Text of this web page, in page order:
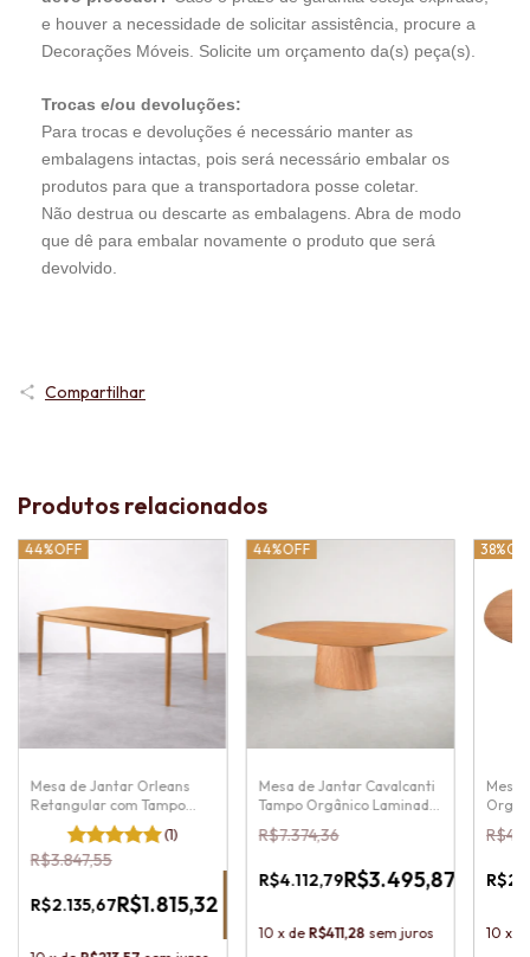
e houver a necessidade de solicitar assistência, procure a
Decorações Móveis. Solicite um orçamento da(s) peça(s).
Trocas e/ou devoluções:
Para trocas e devoluções é necessário manter as
embalagens intactas, pois será necessário embalar os
produtos para que a transportadora posse coletar.
Não destrua ou descarte as embalagens. Abra de modo
que dê para embalar novamente o produto que será
devolvido.
Compartilhar
Produtos relacionados
%
OFF
Pix
44%OFF
Mesa de Jantar Orleans
Retangular com Tampo
Laminado Cinamomo
(1)
R$3.847,55
R$2.135,67R$1.815,32
44%OFF
Mesa de Jantar Cavalcanti
Tampo Orgânico Laminado
Cinamomo
R$7.374,36
R$4.112,79R$3.495,87
OFF
10 x de R$411,28 sem juros
38%
Mesa
10 x